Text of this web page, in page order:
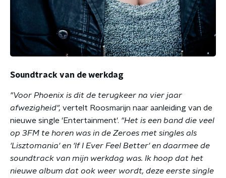
Soundtrack van de werkdag
"Voor Phoenix is dit de terugkeer na vier jaar
afwezigheid", vertelt Roosmarijn naar aanleiding van de
nieuwe single 'Entertainment'. "Het is een band die veel
op 3FM te horen was in de Zeroes met singles als
'Lisztomania' en 'If I Ever Feel Better' en daarmee de
soundtrack van mijn werkdag was. Ik hoop dat het
nieuwe album dat ook weer wordt, deze eerste single